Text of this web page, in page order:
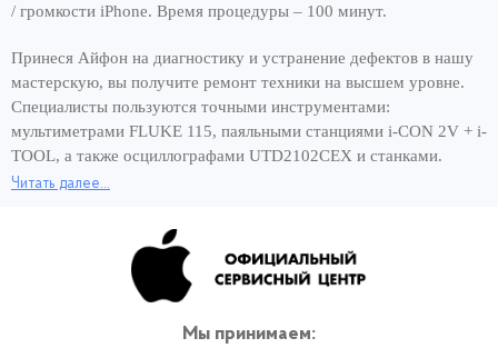
/ громкости iPhone. Время процедуры – 100 минут.
Принеся Айфон на диагностику и устранение дефектов в нашу
мастерскую, вы получите ремонт техники на высшем уровне.
Специалисты пользуются точными инструментами:
мультиметрами FLUKE 115, паяльными станциями i-CON 2V + i-
TOOL, а также осциллографами UTD2102CEX и станками.
вот составляющие быстрого ремонта за 1 день. Чтобы снова
пользоваться смартфоном и сэкономить своё время,
обращайтесь для замены шлейфа кнопки включения / громкости
iPhone к нам, в официальный сервис Apple. Вернём работающее
устройство в кратчайшие сроки! И никаких переплат за
Читать далее...
Мы принимаем: